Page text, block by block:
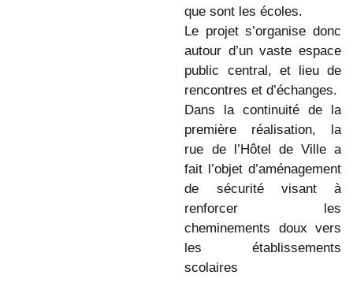
que sont les écoles.
Le projet s’organise donc
autour d’un vaste espace
public central, et lieu de
rencontres et d’échanges.
Dans la continuité de la
première réalisation, la
rue de l’Hôtel de Ville a
fait l’objet d’aménagement
de sécurité visant à
renforcer les
cheminements doux vers
les établissements
scolaires